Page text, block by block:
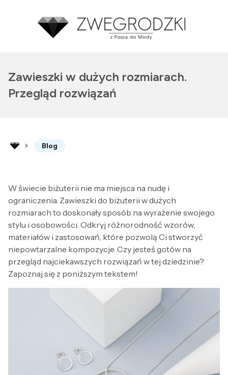
Zawieszki w dużych rozmiarach.
Przegląd rozwiązań
Blog
W świecie biżuterii nie ma miejsca na nudę i
ograniczenia. Zawieszki do biżuterii w dużych
rozmiarach to doskonały sposób na wyrażenie swojego
stylu i osobowości. Odkryj różnorodność wzorów,
materiałów i zastosowań, które pozwolą Ci stworzyć
niepowtarzalne kompozycje. Czy jesteś gotów na
przegląd najciekawszych rozwiązań w tej dziedzinie?
Zapoznaj się z poniższym tekstem!